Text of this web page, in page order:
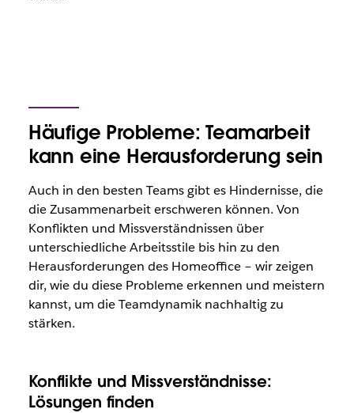
Häufige Probleme: Teamarbeit
kann eine Herausforderung sein
Auch in den besten Teams gibt es Hindernisse, die
die Zusammenarbeit erschweren können. Von
Konflikten und Missverständnissen über
unterschiedliche Arbeitsstile bis hin zu den
Herausforderungen des Homeoffice – wir zeigen
dir, wie du diese Probleme erkennen und meistern
kannst, um die Teamdynamik nachhaltig zu
stärken.
Konflikte und Missverständnisse:
Lösungen finden